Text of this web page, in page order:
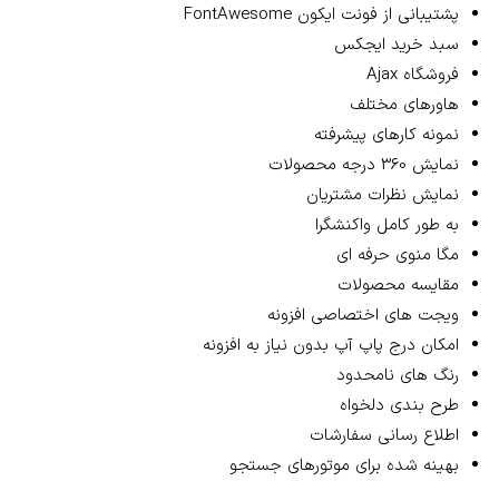
پشتیبانی از فونت ایکون FontAwesome
سبد خرید ایجکس
فروشگاه Ajax
هاورهای مختلف
نمونه کارهای پیشرفته
نمایش 360 درجه محصولات
نمایش نظرات مشتریان
به طور کامل واکنشگرا
مگا منوی حرفه ای
مقایسه محصولات
ویجت های اختصاصی افزونه
امکان درج پاپ آپ بدون نیاز به افزونه
رنگ های نامحدود
طرح بندی دلخواه
اطلاع رسانی سفارشات
بهینه شده برای موتورهای جستجو